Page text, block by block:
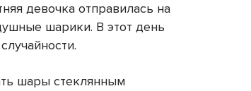
девочка отправилась на
шарики. В этот день
шары стеклянным